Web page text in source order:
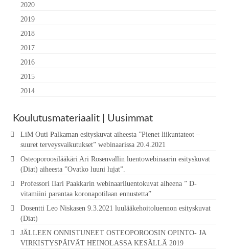
2020
2019
2018
2017
2016
2015
2014
Koulutusmateriaalit | Uusimmat
LiM Outi Palkaman esityskuvat aiheesta ”Pienet liikuntateot –
suuret terveysvaikutukset” webinaarissa 20.4.2021
Osteoporoosilääkäri Ari Rosenvallin luentowebinaarin esityskuvat
(Diat) aiheesta ”Ovatko luuni lujat”.
Professori Ilari Paakkarin webinaariluentokuvat aiheena ” D-
vitamiini parantaa koronapotilaan ennustetta”
Dosentti Leo Niskasen 9.3.2021 luulääkehoitoluennon esityskuvat
(Diat)
JÄLLEEN ONNISTUNEET OSTEOPOROOSIN OPINTO- JA
VIRKISTYSPÄIVÄT HEINOLASSA KESÄLLÄ 2019